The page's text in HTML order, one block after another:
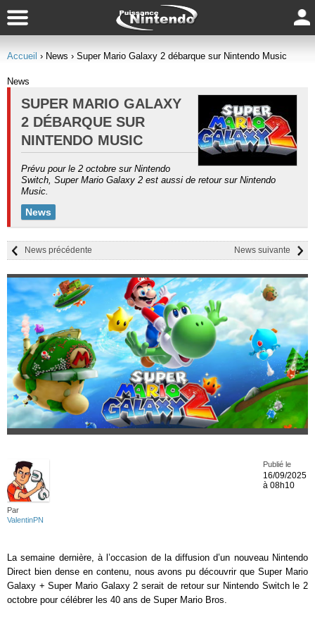
Accueil › News › Super Mario Galaxy 2 débarque sur Nintendo Music
News
SUPER MARIO GALAXY
2 DÉBARQUE SUR
NINTENDO MUSIC
Prévu pour le 2 octobre sur Nintendo
Switch, Super Mario Galaxy 2 est aussi de retour sur Nintendo
Music.
News
News suivante
News précédente
Par
ValentinPN
Publié le
16/09/2025
à 08h10
La semaine dernière, à l’occasion de la diffusion d’un nouveau Nintendo
Direct bien dense en contenu, nous avons pu découvrir que Super Mario
Galaxy + Super Mario Galaxy 2 serait de retour sur Nintendo Switch le 2
octobre pour célébrer les 40 ans de Super Mario Bros.